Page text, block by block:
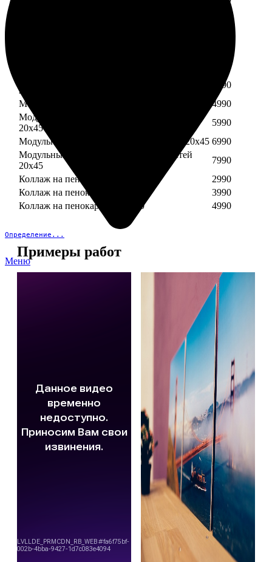
Определение...
Меню
2990
20х45
3990
Модульный пенокартон из пяти частей 20х45
4990
Модульный пенокартон из шести частей
20х45
5990
Модульный пенокартон из семи частей 20х45 6990
Модульный пенокартон из восьми частей
20х45
7990
Коллаж на пенокартоне 30х30
2990
Коллаж на пенокартоне 30х60
3990
Коллаж на пенокартоне 30х90
4990
Примеры работ